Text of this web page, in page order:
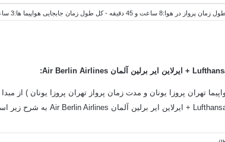
ساعت و 45 دقیقه - کل طول زمان جابجایی هواپیما ها:3 ساعت و 50 دقیقه - کل طول زمان سفر:12 ساعت و 35 دقیقه
+ ایرلاین ایر برلین آلمان Air Berlin Airlines:
تهران پروزا یونان و مدت زمان پرواز تهران پروزا یونان ) از